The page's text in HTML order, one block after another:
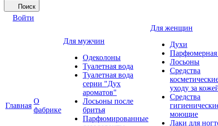
Поиск
Войти
Главная
О
фабрике
Для мужчин
Одеколоны
Туалетная вода
Туалетная вода
серии "Дух
ароматов"
Лосьоны после
бритья
Парфюмированные
Для женщин
Духи
Парфюмерная
Лосьоны
Средства
уходу за
Средства
моющие
Лаки для